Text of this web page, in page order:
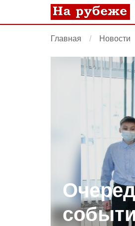
Главная Новости